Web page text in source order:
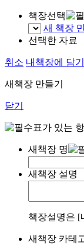
책장선택
새 책장
선택한 자료
취소 내책장에 담기
새책장 만들기
닫기
표가 있는
새책장 명
새책장 설명
책장설명은 [
새책장 카테